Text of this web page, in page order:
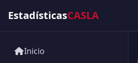
EstadísticasCASLA
Inicio